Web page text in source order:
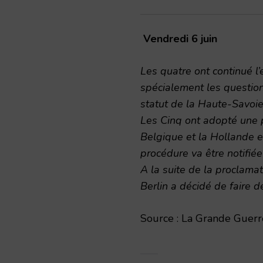
Vendredi 6 juin
Les quatre ont continué
spécialement les
statut de la Haute-
Les Cinq ont adopté une
Belgique et la Hollande
procédure va être
A la suite de la
Berlin a décidé de faire
Source : La Grande